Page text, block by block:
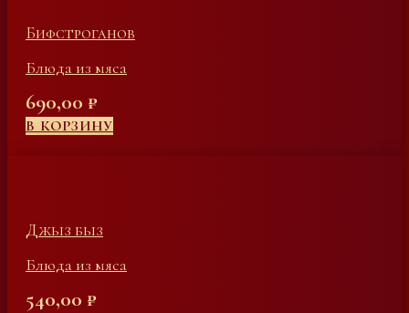
Бифстроганов
Блюда из мяса
690,00 ₽
В КОРЗИНУ
Джыз быз
Блюда из мяса
540,00 ₽